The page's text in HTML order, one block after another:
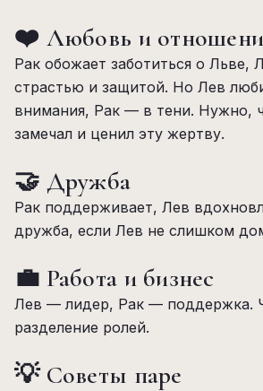
❤️ Любовь и
Рак обожает заботиться о Льве,
страстью и защитой. Но Лев
внимания, Рак — в тени. Нужно,
замечал и ценил эту жертву.
🤝 Дружба
Рак поддерживает, Лев
дружба, если Лев не слишком
💼 Работа и бизнес
Лев — лидер, Рак — поддержка.
разделение ролей.
💡 Советы паре